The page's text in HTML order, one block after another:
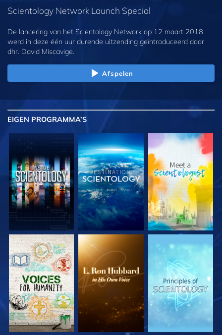
Scientology Network Launch Special
De lancering van het Scientology Network op 12 maart 2018
werd in deze één uur durende uitzending geïntroduceerd door
dhr. David Miscavige.
Afspelen
EIGEN PROGRAMMA’S
VERKEN DE SERIE VERKEN DE SERIE VERKEN DE SERIE